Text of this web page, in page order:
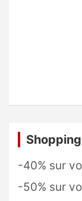
Shopping
-40% sur
-50% sur